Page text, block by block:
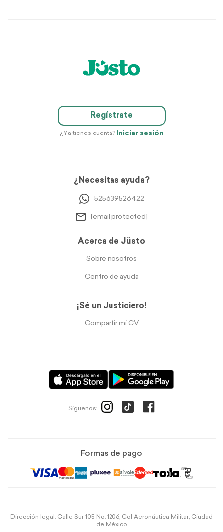
Regístrate
¿Ya tienes cuenta? Iniciar sesión
¿Necesitas ayuda?
525639526422
[email protected]
Acerca de Jüsto
Sobre nosotros
Centro de ayuda
¡Sé un Justiciero!
Compartir mi CV
Síguenos:
Formas de pago
Dirección legal: Calle Sur 105 No. 1206, Col Aeronáutica Militar, Ciudad
de México